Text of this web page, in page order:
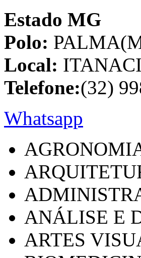
Estado MG
Polo:
Local:
Telefone:(32)
Whatsapp
ANÁLISE E
ARTES